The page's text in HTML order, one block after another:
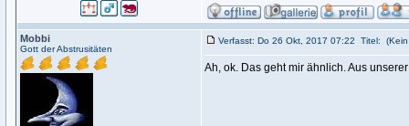
Mobbi
Gott der Abstrusitäten
Verfasst: Do 26 Okt, 2017 07:22 Titel:
Ah, ok. Das geht mir ähnlich. Aus